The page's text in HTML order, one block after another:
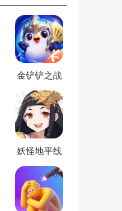
金铲铲之战
妖怪地平线